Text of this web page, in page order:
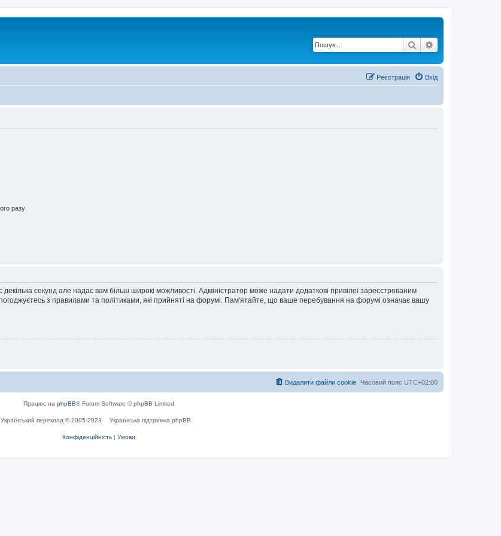
Пошук
Вхід
Реєстрація
разу
секунд але надає вам більш широкі можливості. Адміністратор може надати додаткові привілеї зареєстрованим
з правилами та політиками, які прийняті на форумі. Пам'ятайте, що ваше перебування на форумі означає вашу
Часовий пояс UTC+02:00
Видалити файли cookie
Працює на phpBB® Forum Software © phpBB Limited
Український переклад © 2005-2023 Українська підтримка phpBB
Конфіденційність | Умови